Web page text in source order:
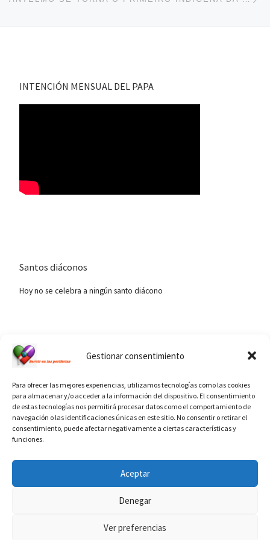
Gestionar consentimiento
Para ofrecer las mejores experiencias, utilizamos tecnologías como las cookies
para almacenar y/o acceder a la información del dispositivo. El consentimiento
de estas tecnologías nos permitirá procesar datos como el comportamiento de
navegación o las identificaciones únicas en este sitio. No consentir o retirar el
consentimiento, puede afectar negativamente a ciertas características y
funciones.
Aceptar
Denegar
Ver preferencias
INTENCIÓN MENSUAL DEL PAPA
Santos diáconos
Hoy no se celebra a ningún santo diácono
Diaconado permanente– Todos los derechos reservados